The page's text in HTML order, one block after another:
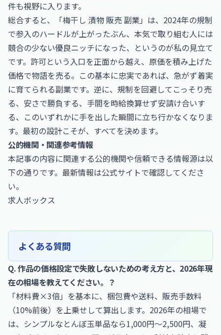
件も視野に入ります。
総合すると、「梅干し 漬物 販売 副業」は、2024年の規制
で参入のハードルが上がったぶん、本気で取り組む人には
競合の少ない優良ニッチになった、というのが私の見立て
です。許可という入口を正面から越え、原価を積み上げた
価格で物語を売る。この基本に忠実であれば、急がず着実
に育てられる副業です。逆に、規制を回避してこっそり売
る、安さで勝負する、手間を時給換算せず安請け合いす
る、このいずれかに手を出した瞬間に立ち行かなくなりま
す。最初の設計こそが、すべてを決めます。
公的機関・関連参考情報
本記事の内容に関連する公的機関や信頼できる情報源は以
下の通りです。最新情報は公式サイトで確認してくださ
い。
求人ボックス
よくある質問
Q. 作品の価格設定で失敗しないための考え方と、2026年現
在の相場を教えてください。？
「材料費×3倍」を基本に、梱包費や送料、販売手数料
（10%前後）を上乗せして算出します。2026年の相場で
は、シンプルなとんぼ玉単品なら1,000円〜2,500円、凝